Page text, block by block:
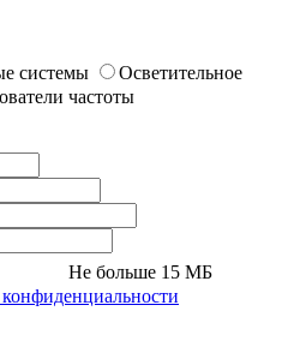
системы
Осветительное
частоты
Не больше 15 МБ